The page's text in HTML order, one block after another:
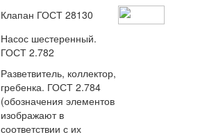
Клапан ГОСТ 28130
Насос шестеренный.
ГОСТ 2.782
Разветвитель, коллектор,
гребенка. ГОСТ 2.784
(обозначения элементов
изображают в
соответствии с их